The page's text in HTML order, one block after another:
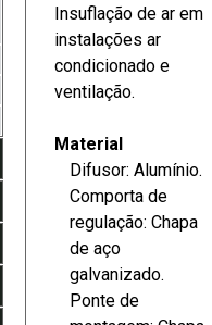
Insuflação de ar em
instalações ar
condicionado e
ventilação.
Material
Difusor: Alumínio.
Comporta de
regulação: Chapa
de aço
galvanizado.
Ponte de